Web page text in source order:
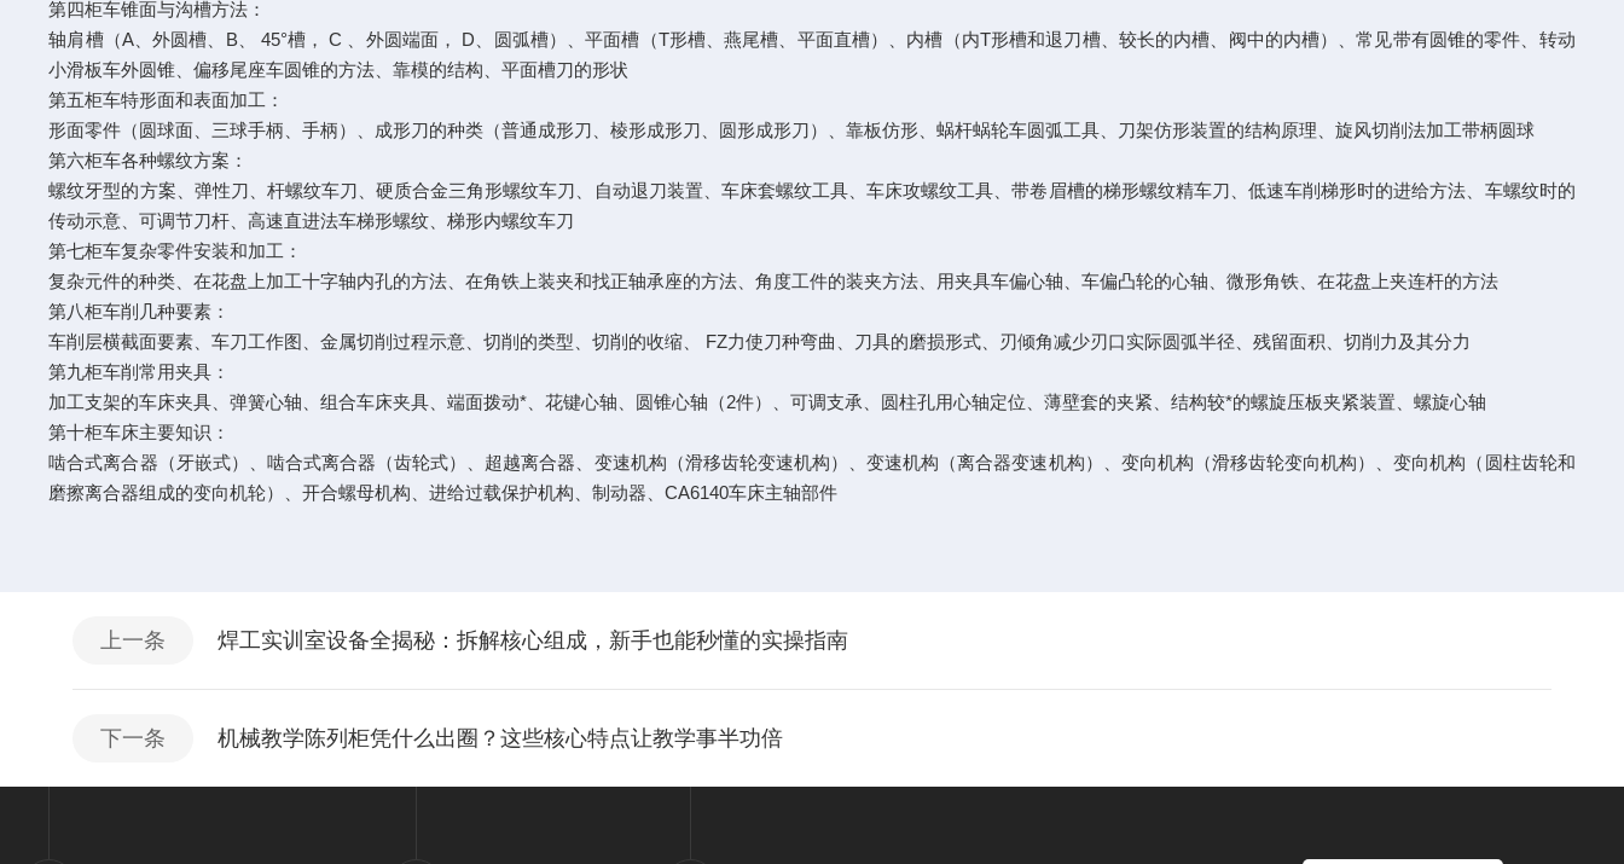
第四柜车锥面与沟槽方法：
轴肩槽（A、外圆槽、B、 45°槽， C 、外圆端面， D、圆弧槽）、平面槽（T形槽、燕尾槽、平面直槽）、内槽（内T形槽和退刀槽、较长的内槽、阀中的内槽）、常见带有圆锥的零件、转动
小滑板车外圆锥、偏移尾座车圆锥的方法、靠模的结构、平面槽刀的形状
第五柜车特形面和表面加工：
形面零件（圆球面、三球手柄、手柄）、成形刀的种类（普通成形刀、棱形成形刀、圆形成形刀）、靠板仿形、蜗杆蜗轮车圆弧工具、刀架仿形装置的结构原理、旋风切削法加工带柄圆球
第六柜车各种螺纹方案：
螺纹牙型的方案、弹性刀、杆螺纹车刀、硬质合金三角形螺纹车刀、自动退刀装置、车床套螺纹工具、车床攻螺纹工具、带卷眉槽的梯形螺纹精车刀、低速车削梯形时的进给方法、车螺纹时的
传动示意、可调节刀杆、高速直进法车梯形螺纹、梯形内螺纹车刀
第七柜车复杂零件安装和加工：
复杂元件的种类、在花盘上加工十字轴内孔的方法、在角铁上装夹和找正轴承座的方法、角度工件的装夹方法、用夹具车偏心轴、车偏凸轮的心轴、微形角铁、在花盘上夹连杆的方法
第八柜车削几种要素：
车削层横截面要素、车刀工作图、金属切削过程示意、切削的类型、切削的收缩、 FZ力使刀种弯曲、刀具的磨损形式、刃倾角减少刃口实际圆弧半径、残留面积、切削力及其分力
第九柜车削常用夹具：
加工支架的车床夹具、弹簧心轴、组合车床夹具、端面拨动*、花键心轴、圆锥心轴（2件）、可调支承、圆柱孔用心轴定位、薄壁套的夹紧、结构较*的螺旋压板夹紧装置、螺旋心轴
第十柜车床主要知识：
啮合式离合器（牙嵌式）、啮合式离合器（齿轮式）、超越离合器、变速机构（滑移齿轮变速机构）、变速机构（离合器变速机构）、变向机构（滑移齿轮变向机构）、变向机构（圆柱齿轮和
磨擦离合器组成的变向机轮）、开合螺母机构、进给过载保护机构、制动器、CA6140车床主轴部件
上一条 焊工实训室设备全揭秘：拆解核心组成，新手也能秒懂的实操指南
下一条 机械教学陈列柜凭什么出圈？这些核心特点让教学事半功倍